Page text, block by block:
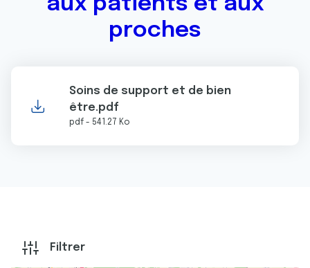
proches
Soins de support et de bien
être.pdf
pdf - 541.27 Ko
Filtrer